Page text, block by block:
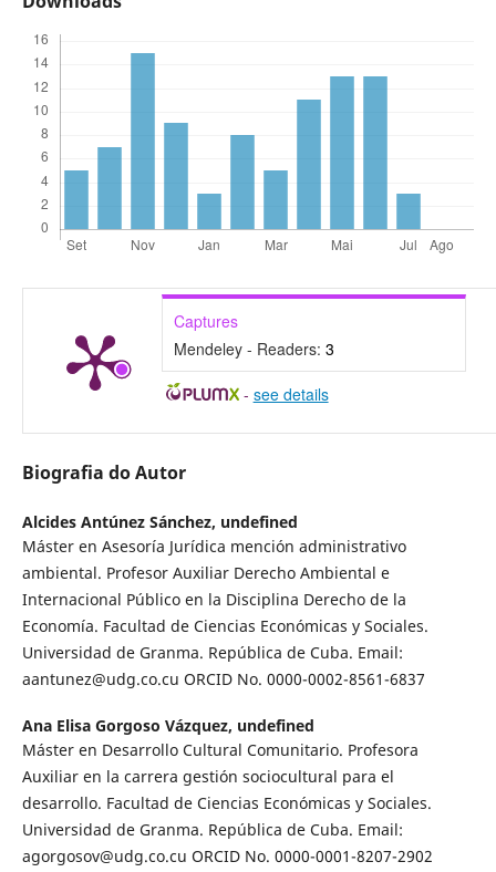
Captures
Mendeley - Readers: 3
- see details
Biografia do Autor
Alcides Antúnez Sánchez, undefined
Máster en Asesoría Jurídica mención administrativo
ambiental. Profesor Auxiliar Derecho Ambiental e
Internacional Público en la Disciplina Derecho de la
Economía. Facultad de Ciencias Económicas y Sociales.
Universidad de Granma. República de Cuba. Email:
aantunez@udg.co.cu ORCID No. 0000-0002-8561-6837
Ana Elisa Gorgoso Vázquez, undefined
Máster en Desarrollo Cultural Comunitario. Profesora
Auxiliar en la carrera gestión sociocultural para el
desarrollo. Facultad de Ciencias Económicas y Sociales.
Universidad de Granma. República de Cuba. Email:
agorgosov@udg.co.cu ORCID No. 0000-0001-8207-2902